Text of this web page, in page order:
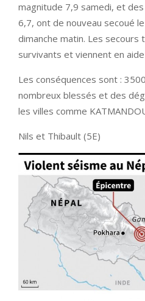
magnitude 7,9 samedi, et
6,7, ont de nouveau secoué
dimanche matin. Les
survivants et viennent en
Les conséquences sont :
nombreux blessés et des
les villes comme
Nils et Thibault (5E)